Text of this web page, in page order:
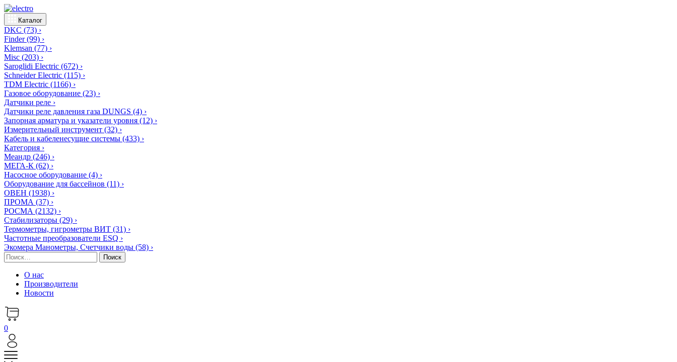
Каталог
DKC (73) ›
Finder(99) ›
Klemsan (77) ›
Misc (203) ›
Saroglidi Electric (672) ›
Schneider Electric (115) ›
TDM Electric (1166) ›
Газовое оборудование (23) ›
Датчики реле ›
Датчики реле давления газа DUNGS (4) ›
Запорная арматура и указатели уровня (12) ›
Измерительный инструмент (32) ›
Кабель и кабеленесущие системы (433) ›
Категория ›
Меандр (246) ›
МЕГА-К (62) ›
Насосное оборудование (4) ›
Оборудование для бассейнов (11) ›
ОВЕН (1938) ›
ПРОМА (37) ›
РОСМА (2132) ›
Стабилизаторы (29) ›
Термометры, гигрометры ВИТ (31) ›
Частотные преобразователи ESQ ›
Экомера Манометры, Счетчики воды (58) ›
Найти:
О нас
Производители
Новости
0